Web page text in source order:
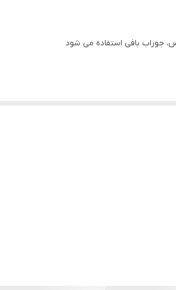
جوراب بافی استفاده می شود